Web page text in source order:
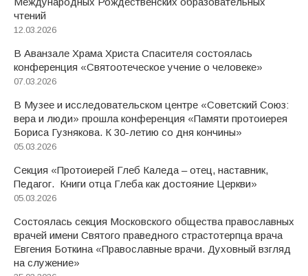
чтений
12.03.2026
В Аванзале Храма Христа Спасителя состоялась
конференция «Святоотеческое учение о человеке»
07.03.2026
В Музее и исследовательском центре «Советский Союз:
вера и люди» прошла конференция «Памяти протоиерея
Бориса Гузнякова. К 30-летию со дня кончины»
05.03.2026
Секция «Протоиерей Глеб Каледа – отец, наставник,
Педагог. Книги отца Глеба как достояние Церкви»
05.03.2026
Состоялась секция Московского общества православных
врачей имени Святого праведного страстотерпца врача
Евгения Боткина «Православные врачи. Духовный взгляд
на служение»